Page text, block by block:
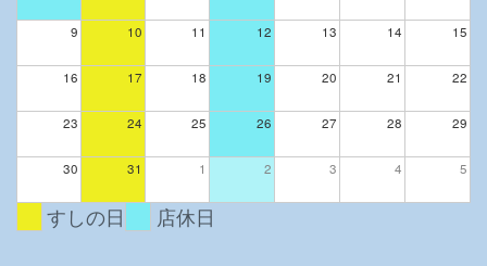
9 10 11 12 13 14 15
16 17 18 19 20 21 22
23 24 25 26 27 28 29
30 31 1 2 3 4 5
すしの日 店休日